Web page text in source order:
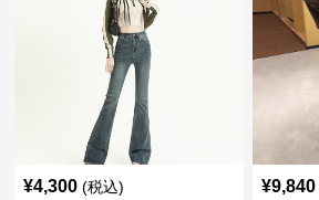
¥4,300 (税込) ¥9,840